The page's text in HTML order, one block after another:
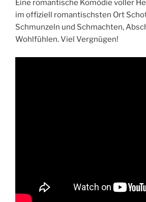
Eine romantische Komödie voller
im offiziell romantischsten Ort
Schmunzeln und Schmachten,
Wohlfühlen. Viel Vergnügen!